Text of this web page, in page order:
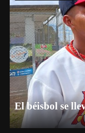
El béisbol se